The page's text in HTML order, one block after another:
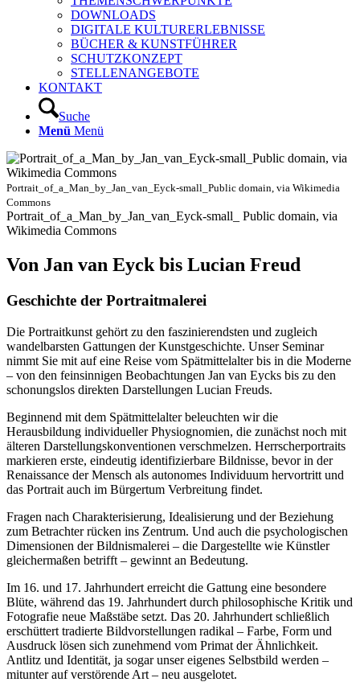
DOWNLOADS
DIGITALE KULTURERLEBNISSE
BÜCHER & KUNSTFÜHRER
SCHUTZKONZEPT
STELLENANGEBOTE
KONTAKT
Suche
Menü Menü
Portrait_of_a_Man_by_Jan_van_Eyck-small_Public domain, via Wikimedia
Commons
Portrait_of_a_Man_by_Jan_van_Eyck-small_ Public domain, via
Wikimedia Commons
Von Jan van Eyck bis Lucian Freud
Geschichte der Portraitmalerei
Die Portraitkunst gehört zu den faszinierendsten und zugleich
wandelbarsten Gattungen der Kunstgeschichte. Unser Seminar
nimmt Sie mit auf eine Reise vom Spätmittelalter bis in die Moderne
– von den feinsinnigen Beobachtungen Jan van Eycks bis zu den
schonungslos direkten Darstellungen Lucian Freuds.
Beginnend mit dem Spätmittelalter beleuchten wir die
Herausbildung individueller Physiognomien, die zunächst noch mit
älteren Darstellungskonventionen verschmelzen. Herrscherportraits
markieren erste, eindeutig identifizierbare Bildnisse, bevor in der
Renaissance der Mensch als autonomes Individuum hervortritt und
das Portrait auch im Bürgertum Verbreitung findet.
Fragen nach Charakterisierung, Idealisierung und der Beziehung
zum Betrachter rücken ins Zentrum. Und auch die psychologischen
Dimensionen der Bildnismalerei – die Dargestellte wie Künstler
gleichermaßen betrifft – gewinnt an Bedeutung.
Im 16. und 17. Jahrhundert erreicht die Gattung eine besondere
Blüte, während das 19. Jahrhundert durch philosophische Kritik und
Fotografie neue Maßstäbe setzt. Das 20. Jahrhundert schließlich
erschüttert tradierte Bildvorstellungen radikal – Farbe, Form und
Ausdruck lösen sich zunehmend vom Primat der Ähnlichkeit.
Antlitz und Identität, ja sogar unser eigenes Selbstbild werden –
mitunter auf verstörende Art – neu ausgelotet.